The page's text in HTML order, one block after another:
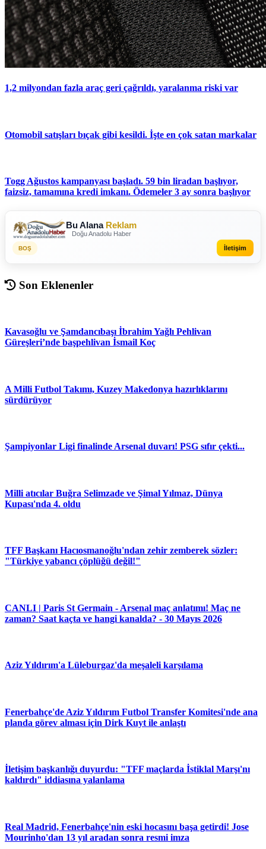
1,2 milyondan fazla araç geri çağrıldı, yaralanma riski var
Otomobil satışları bıçak gibi kesildi. İşte en çok satan markalar
Togg Ağustos kampanyası başladı. 59 bin liradan başlıyor,
faizsiz, tamamına kredi imkanı. Ödemeler 3 ay sonra başlıyor
Bu Alana Reklam
Doğu Anadolu Haber
BOŞ İletişim
Son Eklenenler
Kavasoğlu ve Şamdancıbaşı İbrahim Yağlı Pehlivan
Güreşleri’nde başpehlivan İsmail Koç
A Milli Futbol Takımı, Kuzey Makedonya hazırlıklarını
sürdürüyor
Şampiyonlar Ligi finalinde Arsenal duvarı! PSG sıfır çekti...
Milli atıcılar Buğra Selimzade ve Şimal Yılmaz, Dünya
Kupası'nda 4. oldu
TFF Başkanı Hacıosmanoğlu'ndan zehir zemberek sözler:
"Türkiye yabancı çöplüğü değil!"
CANLI | Paris St Germain - Arsenal maç anlatımı! Maç ne
zaman? Saat kaçta ve hangi kanalda? - 30 Mayıs 2026
Aziz Yıldırım'a Lüleburgaz'da meşaleli karşılama
Fenerbahçe'de Aziz Yıldırım Futbol Transfer Komitesi'nde ana
planda görev alması için Dirk Kuyt ile anlaştı
İletişim başkanlığı duyurdu: "TFF maçlarda İstiklal Marşı'nı
kaldırdı" iddiasına yalanlama
Real Madrid, Fenerbahçe'nin eski hocasını başa getirdi! Jose
Mourinho'dan 13 yıl aradan sonra resmi imza